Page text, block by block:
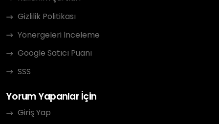
Gizlilik Politikası
Yönergeleri İnceleme
Google Satıcı Puanı
SSS
Yorum Yapanlar İçin
Giriş Yap